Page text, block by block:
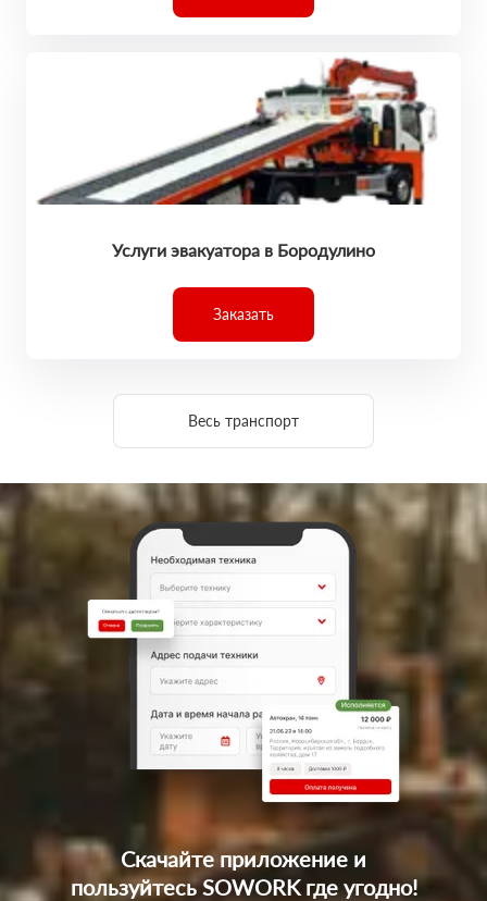
Услуги эвакуатора в Бородулино
Заказать
Весь транспорт
Скачайте приложение и
пользуйтесь SOWORK где угодно!